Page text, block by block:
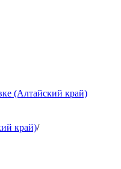
(Алтайский край)
край)/